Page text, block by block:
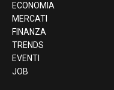
ECONOMIA
MERCATI
FINANZA
TRENDS
EVENTI
JOB